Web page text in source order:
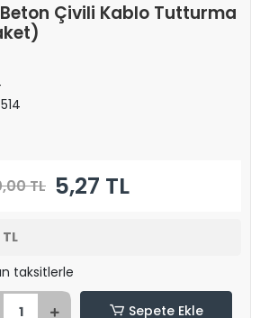
Çivili Kablo Tutturma
TL 5,27 TL
TL
taksitlerle
Sepete Ekle